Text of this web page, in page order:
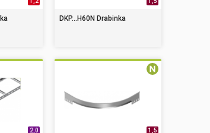
DKP...H60N Drabinka
2,0 1,5